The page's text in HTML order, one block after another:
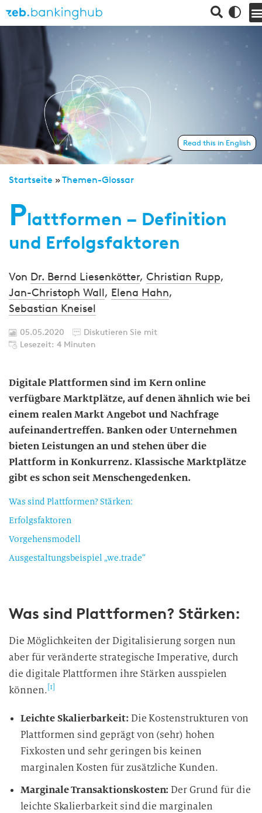
Startseite »Themen-Glossar
Read this in English
Plattformen – Definition
und Erfolgsfaktoren
Von Dr. Bernd Liesenkötter, Christian Rupp,
Jan-Christoph Wall, Elena Hahn,
Sebastian Kneisel
05.05.2020
Diskutieren Sie mit
Lesezeit: 4 Minuten
Digitale Plattformen sind im Kern online
verfügbare Marktplätze, auf denen ähnlich wie bei
einem realen Markt Angebot und Nachfrage
aufeinandertreffen. Banken oder Unternehmen
bieten Leistungen an und stehen über die
Plattform in Konkurrenz. Klassische Marktplätze
gibt es schon seit Menschengedenken.
Was sind Plattformen? Stärken:
Erfolgsfaktoren
Vorgehensmodell
Ausgestaltungsbeispiel „we.trade“
Was sind Plattformen? Stärken:
Die Möglichkeiten der Digitalisierung sorgen nun
aber für veränderte strategische Imperative, durch
die digitale Plattformen ihre Stärken ausspielen
können. [1]
Leichte Skalierbarkeit: Die Kostenstrukturen von
Plattformen sind geprägt von (sehr) hohen
Fixkosten und sehr geringen bis keinen
marginalen Kosten für zusätzliche Kunden.
Marginale Transaktionskosten: Der Grund für die
leichte Skalierbarkeit sind die marginalen